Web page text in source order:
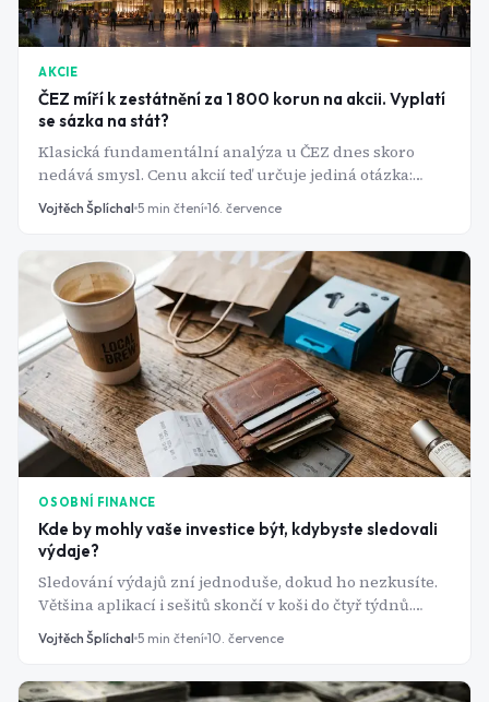
AKCIE
ČEZ míří k zestátnění za 1 800 korun na akcii. Vyplatí
se sázka na stát?
Klasická fundamentální analýza u ČEZ dnes skoro
nedává smysl. Cenu akcií teď určuje jediná otázka:
kolik a kdy zaplatí stát za vytěsnění menšinových
akcionářů.
Vojtěch Šplíchal 5 min čtení 16. července
OSOBNÍ FINANCE
Kde by mohly vaše investice být, kdybyste sledovali
výdaje?
Sledování výdajů zní jednoduše, dokud ho nezkusíte.
Většina aplikací i sešitů skončí v koši do čtyř týdnů.
Problém přitom není v lenosti, ale ve špatně
nastaveném systému.
Vojtěch Šplíchal 5 min čtení 10. července